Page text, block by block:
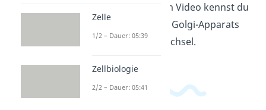
Zelle hat. Nach dem Video kennst du
die Bedeutung des Golgi-Apparats
für den Zellstoffwechsel.
Zelle
1/2 – Dauer: 05:39
Zellbiologie
2/2 – Dauer: 05:41